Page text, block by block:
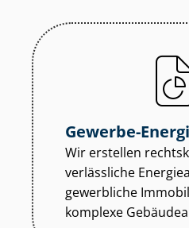
Gewerbe-
Wir erstellen
verlässliche
gewerbliche
komplexe